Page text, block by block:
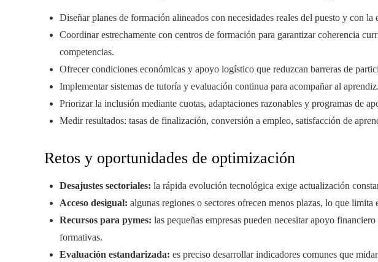
Diseñar planes de formación alineados con necesidades reales del puesto y con la
Coordinar estrechamente con centros de formación para garantizar coherencia
competencias.
Ofrecer condiciones económicas y apoyo logístico que reduzcan barreras de
Implementar sistemas de tutoría y evaluación continua para acompañar al aprendiz.
Priorizar la inclusión mediante cuotas, adaptaciones razonables y programas de
Medir resultados: tasas de finalización, conversión a empleo, satisfacción de
Retos y oportunidades de optimización
Desajustes sectoriales: la rápida evolución tecnológica exige actualización
Acceso desigual: algunas regiones o sectores ofrecen menos plazas, lo que limita
Recursos para pymes: las pequeñas empresas pueden necesitar apoyo
formativas.
Evaluación estandarizada: es preciso desarrollar indicadores comunes que